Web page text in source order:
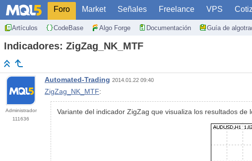
Foro Market Señales Freelance VPS
Artículos CodeBase Algo Forge Documentación Guía de
Indicadores: ZigZag_NK_MTF
Administrador
111636
Automated-Trading 2014.01.22 09:40
ZigZag_NK_MTF:
Variante del indicador ZigZag que visualiza los resultados